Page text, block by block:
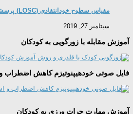
مقیاس سطوح خودانتقادی (LOSC) پرسشنامه سنجش خود انتقادی
سپتامبر 27, 2019
آموزش مقابله با زورگویی به کودکان
فایل صوتی خودهیپنوتیزم کاهش
آموزش مهارت جرات ورزی به کودکان